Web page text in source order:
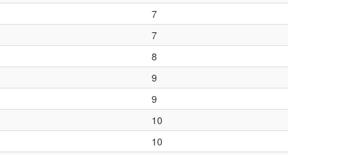
7
7
8
9
9
10
10